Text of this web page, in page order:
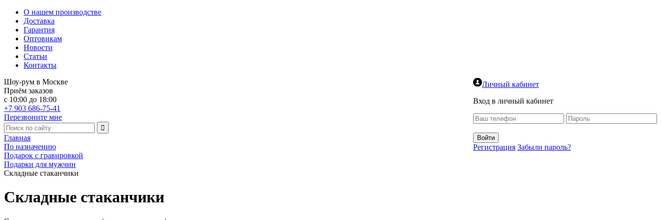
О нашем производстве
Доставка
Гарантия
Оптовикам
Новости
Статьи
Контакты
Личный кабинет
Вход в личный кабинет
Регистрация Забыли пароль?
Шоу-рум в Москве
Приём заказов
с 10:00 до 18:00
+7 903 686-75-41
Перезвоните мне
Главная
По назначению
Подарок с гравировкой
Подарки для мужчин
Складные стаканчики
Складные стаканчики